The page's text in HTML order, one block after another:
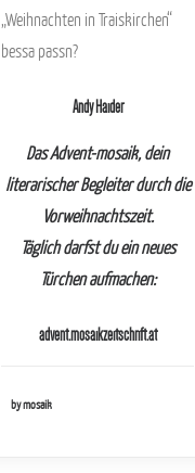
„Weihnachten in Traiskirchen“
bessa passn?
Andy Haider
Das Advent-mosaik, dein
literarischer Begleiter durch die
Vorweihnachtszeit.
Täglich darfst du ein neues
Türchen aufmachen:
advent.mosaikzeitschrift.at
by mosaik